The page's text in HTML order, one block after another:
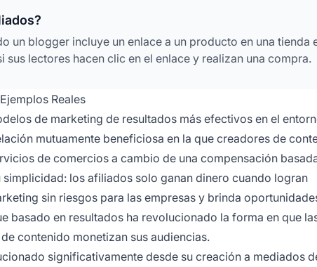
un blogger incluye un enlace a un producto en una tienda
sus lectores hacen clic en el enlace y realizan una compra.
Reales
de marketing de resultados más efectivos en el
mutuamente beneficiosa en la que creadores de
de comercios a cambio de una compensación
los afiliados solo ganan dinero cuando logran
sin riesgos para las empresas y brinda
basado en resultados ha revolucionado la forma en que
contenido monetizan sus audiencias.
significativamente desde su creación a mediados